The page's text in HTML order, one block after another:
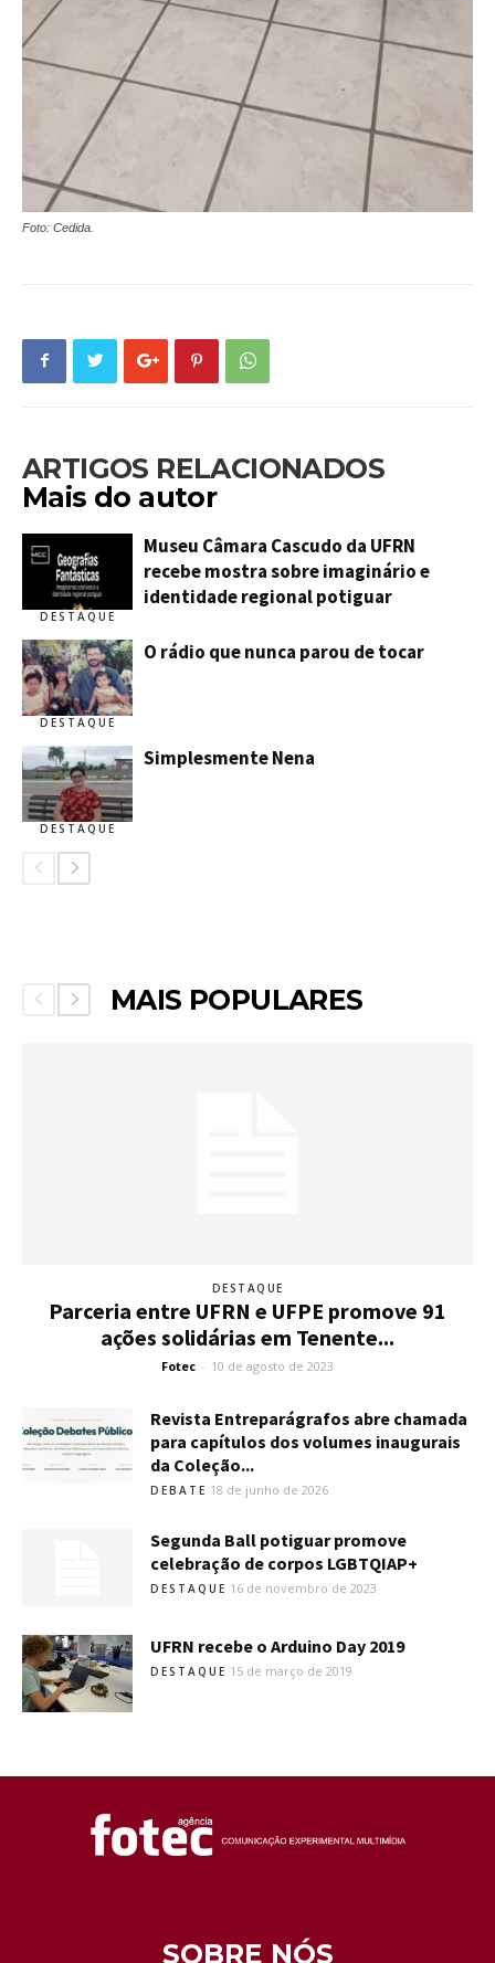
Foto: Cedida.
ARTIGOS RELACIONADOS
Mais do autor
DESTAQUE
Museu Câmara Cascudo da UFRN
recebe mostra sobre imaginário e
identidade regional potiguar
DESTAQUE
O rádio que nunca parou de tocar
DESTAQUE
Simplesmente Nena
MAIS POPULARES
DESTAQUE
Parceria entre UFRN e UFPE promove 91
ações solidárias em Tenente...
Fotec - 10 de agosto de 2023
Revista Entreparágrafos abre chamada
para capítulos dos volumes inaugurais
da Coleção...
DEBATE 18 de junho de 2026
Segunda Ball potiguar promove
celebração de corpos LGBTQIAP+
DESTAQUE 16 de novembro de 2023
UFRN recebe o Arduino Day 2019
DESTAQUE 15 de março de 2019
SOBRE NÓS